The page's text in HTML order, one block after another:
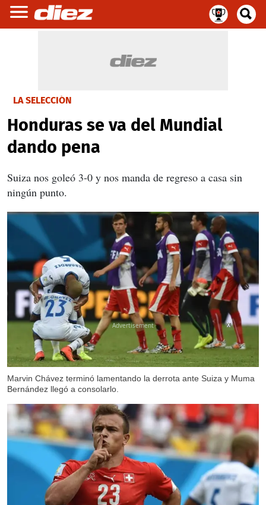
LA SELECCIÓN
Honduras se va del Mundial
dando pena
Suiza nos goleó 3-0 y nos manda de regreso a casa sin
ningún punto.
Marvin Chávez terminó lamentando la derrota ante Suiza y Muma
Bernández llegó a consolarlo.
X